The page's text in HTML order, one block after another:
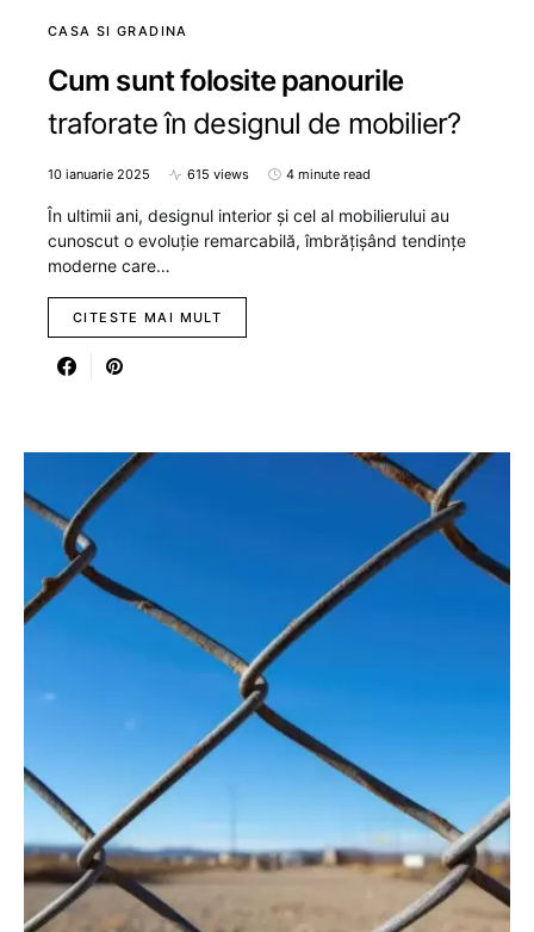
CASA SI GRADINA
Cum sunt folosite panourile
traforate în designul de mobilier?
10 ianuarie 2025 615 views 4 minute read
În ultimii ani, designul interior și cel al mobilierului au
cunoscut o evoluție remarcabilă, îmbrățișând tendințe
moderne care…
CITESTE MAI MULT